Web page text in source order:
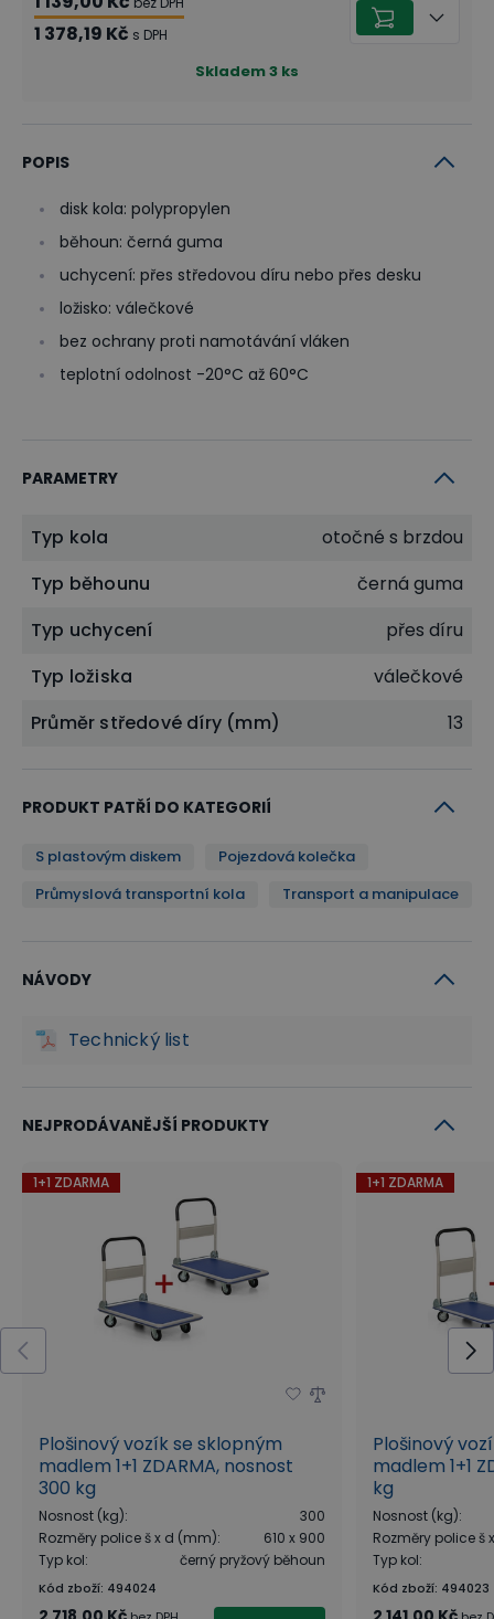
1 378,19 Kč s DPH
Skladem3 ks
POPIS
disk kola: polypropylen
běhoun: černá guma
uchycení: přes středovou díru nebo přes desku
ložisko: válečkové
bez ochrany proti namotávání vláken
teplotní odolnost -20°C až 60°C
PARAMETRY
Typ kola
otočné s brzdou
Typ běhounu
černá guma
Typ uchycení
přes díru
Typ ložiska
válečkové
Průměr středové díry (mm)
13
PRODUKT PATŘÍ DO KATEGORIÍ
S plastovým diskem
Pojezdová kolečka
Průmyslová transportní kola
Transport a manipulace
NÁVODY
Technický list
NEJPRODÁVANĚJŠÍ PRODUKTY
1+1 ZDARMA
Plošinový vozík se sklopným
madlem 1+1 ZDARMA, nosnost
300 kg
Nosnost (kg):
300
Rozměry police š x d (mm):
610 x 900
Typ kol: černý pryžový běhoun
Kód zboží: 494024
1+1 ZDARMA
Plošinový
madlem 1+1
kg
Nosnost (kg):
Rozměry police š
Typ kol:
Kód zboží: 494023